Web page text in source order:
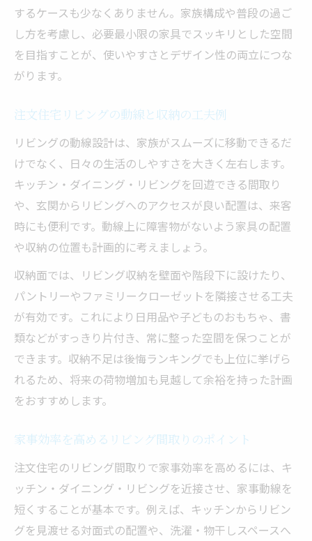
するケースも少なくありません。家族構成や普段の過ご
し方を考慮し、必要最小限の家具でスッキリとした空間
を目指すことが、使いやすさとデザイン性の両立につな
がります。
注文住宅リビングの動線と収納の工夫例
リビングの動線設計は、家族がスムーズに移動できるだ
けでなく、日々の生活のしやすさを大きく左右します。
キッチン・ダイニング・リビングを回遊できる間取り
や、玄関からリビングへのアクセスが良い配置は、来客
時にも便利です。動線上に障害物がないよう家具の配置
や収納の位置も計画的に考えましょう。
収納面では、リビング収納を壁面や階段下に設けたり、
パントリーやファミリークローゼットを隣接させる工夫
が有効です。これにより日用品や子どものおもちゃ、書
類などがすっきり片付き、常に整った空間を保つことが
できます。収納不足は後悔ランキングでも上位に挙げら
れるため、将来の荷物増加も見越して余裕を持った計画
をおすすめします。
家事効率を高めるリビング間取りのポイント
注文住宅のリビング間取りで家事効率を高めるには、キ
ッチン・ダイニング・リビングを近接させ、家事動線を
短くすることが基本です。例えば、キッチンからリビン
グを見渡せる対面式の配置や、洗濯・物干しスペースへ